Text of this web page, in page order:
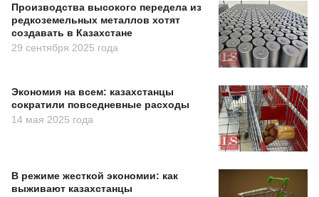
Производства высокого передела из
редкоземельных металлов хотят
создавать в Казахстане
29 сентября 2025 года
Экономия на всем: казахстанцы
сократили повседневные расходы
14 мая 2025 года
В режиме жесткой экономии: как
выживают казахстанцы